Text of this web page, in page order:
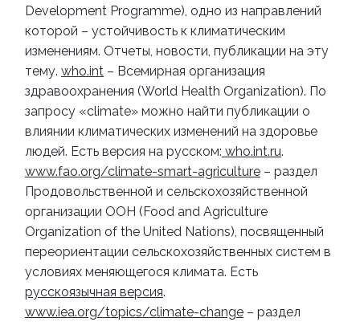
Development Programme), одно из направлений
которой – устойчивость к климатическим
изменениям. Отчеты, новости, публикации на эту
тему. who.int – Всемирная организация
здравоохранения (World Health Organization). По
запросу «climate» можно найти публикации о
влиянии климатических изменений на здоровье
людей. Есть версия на русском: who.int.ru.
www.fao.org/climate-smart-agriculture – раздел
Продовольственной и сельскохозяйственной
организации ООН (Food and Agriculture
Organization of the United Nations), посвященный
переориентации сельскохозяйственных систем в
условиях меняющегося климата. Есть
русскоязычная версия.
www.iea.org/topics/climate-change – раздел